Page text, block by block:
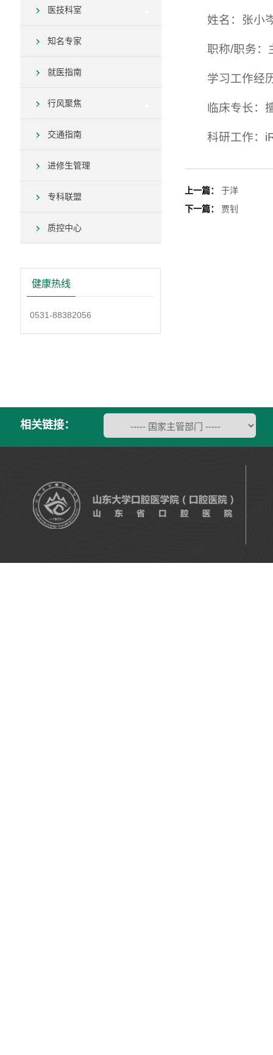
医技科室
知名专家
就医指南
行风聚焦
交通指南
进修生管理
专科联盟
质控中心
健康热线
0531-88382056
姓名：张小
职称/职务：
学习工作经
临床专长：
科研工作：
上一篇：
于洋
下一篇：
贾钊
相关链接：